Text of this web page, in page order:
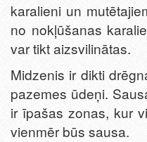
karalieni un
no nokļūšanas
var tikt aizsvilinātas.
Midzenis ir dikti
pazemes ūdeņi.
ir īpašas zonas, kur
vienmēr būs sausa.